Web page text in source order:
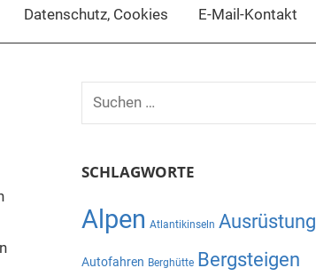
Datenschutz, Cookies E-Mail-Kontakt
Suchen
SCHLAGWORTE
Alpen Atlantikinseln Ausrüstung
Autofahren Berghütte Bergsteigen